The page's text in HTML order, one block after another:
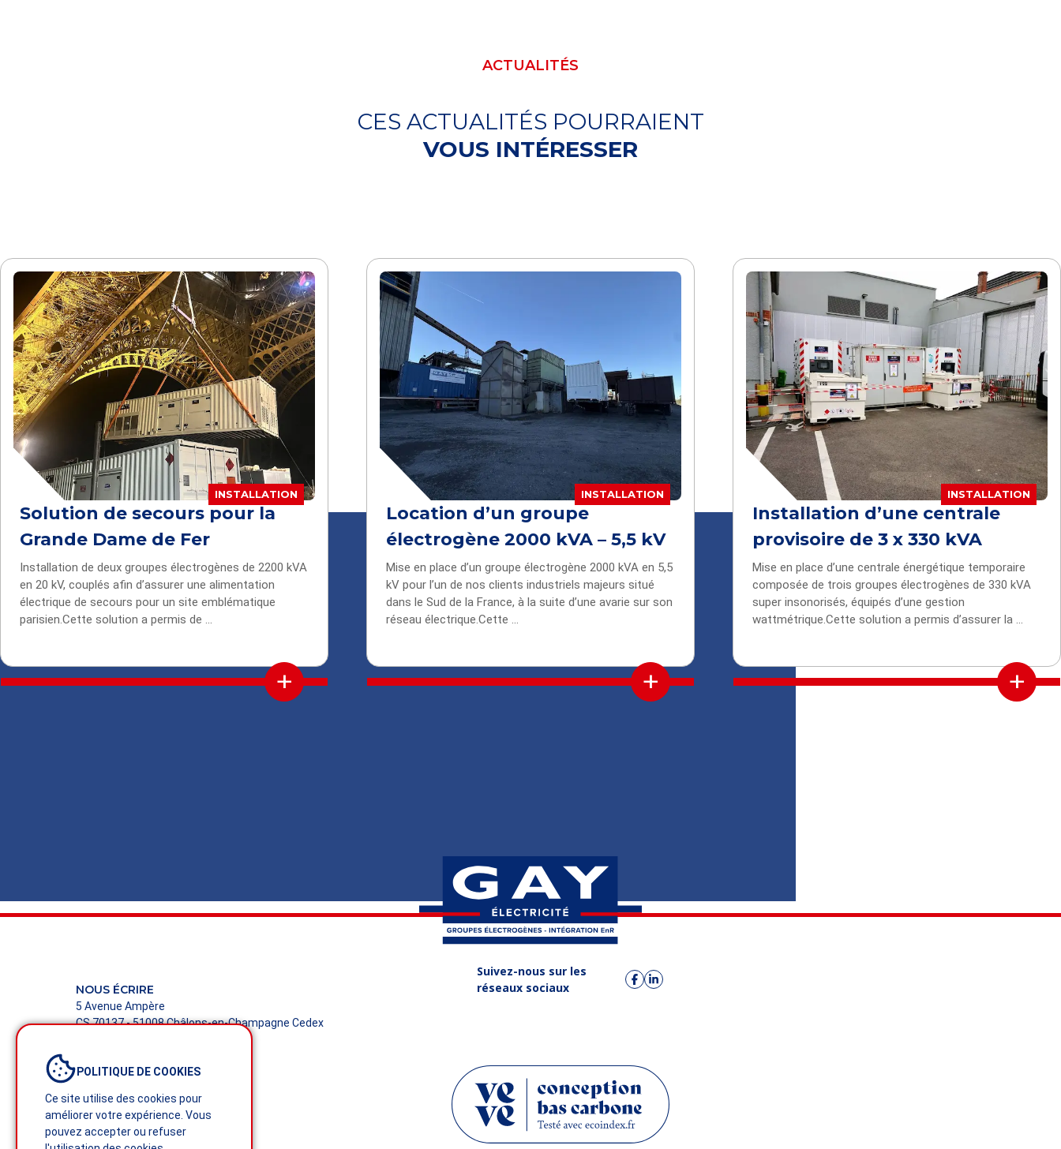
ACTUALITÉS
CES ACTUALITÉS POURRAIENT
VOUS INTÉRESSER
INSTALLATION
Solution de secours pour la
Grande Dame de Fer
Installation de deux groupes électrogènes de 2200 kVA
en 20 kV, couplés afin d’assurer une alimentation
électrique de secours pour un site emblématique
parisien.Cette solution a permis de ...
+
INSTALLATION
Location d’un groupe
électrogène 2000 kVA – 5,5 kV
Mise en place d’un groupe électrogène 2000 kVA en 5,5
kV pour l’un de nos clients industriels majeurs situé
dans le Sud de la France, à la suite d’une avarie sur son
réseau électrique.Cette ...
+
INSTALLATION
Installation d’une centrale
provisoire de 3 x 330 kVA
Mise en place d’une centrale énergétique temporaire
composée de trois groupes électrogènes de 330 kVA
super insonorisés, équipés d’une gestion
wattmétrique.Cette solution a permis d’assurer la ...
+
POLITIQUE DE COOKIES
Ce site utilise des cookies pour
améliorer votre expérience. Vous
pouvez accepter ou refuser
NOUS ÉCRIRE
5 Avenue Ampère
CS 70137 - 51008 Châlons-en-Champagne Cedex
NOUS CONTACTER
Tél. : +33 (0)3 26 68 08 73
Suivez-nous sur les
réseaux sociaux